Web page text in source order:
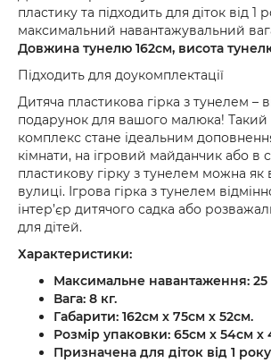
пластику та підходить для діток від 1
максимальний навантажувальний
Довжина тунелю 162см, висота
Підходить для доукомплектації
Дитяча пластикова гірка з тунелем –
подарунок для вашого малюка! Такий
комплекс стане ідеальним
кімнати, на ігровий майданчик або в
пластикову гірку з тунелем можна як
вулиці. Ігрова гірка з тунелем
інтер’єр дитячого садка або
для дітей.
Характеристики:
Максимальне навантаження: 25
Вага: 8 кг.
Габарити: 162см х 75см х 52см.
Розмір упаковки: 65см х 54см х
Призначена для діток від 1